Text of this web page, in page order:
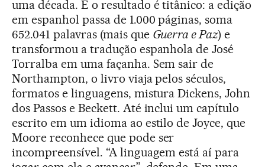
uma década. E o resultado é titânico: a edição
em espanhol passa de 1.000 páginas, soma
652.041 palavras (mais que Guerra e Paz) e
transformou a tradução espanhola de José
Torralba em uma façanha. Sem sair de
Northampton, o livro viaja pelos séculos,
formatos e linguagens, mistura Dickens, John
dos Passos e Beckett. Até inclui um capítulo
escrito em um idioma ao estilo de Joyce, que
Moore reconhece que pode ser
incompreensível. “A linguagem está aí para